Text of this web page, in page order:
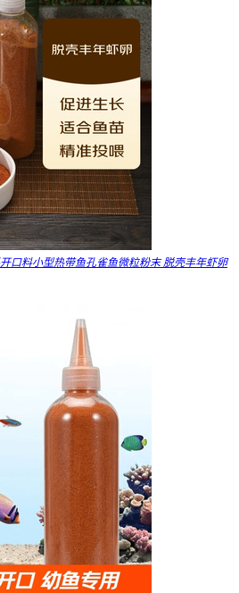
口料小型热带鱼孔雀鱼微粒粉末 脱壳丰年虾卵